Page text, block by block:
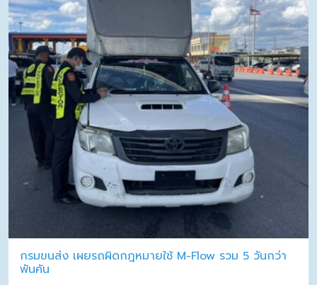
กรมขนส่ง เผยรถผิดกฎหมายใช้ M-Flow รวม 5 วันกว่า
พันคัน